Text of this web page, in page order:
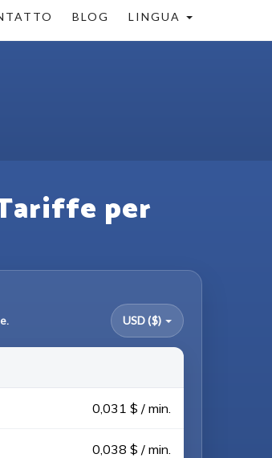
BLOG LINGUA
per
USD ($)
0,031 $ / min.
0,038 $ / min.